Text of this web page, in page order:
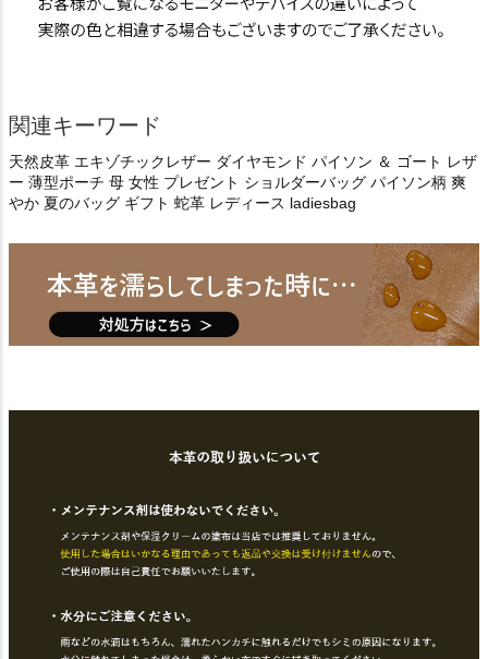
関連キーワード
天然皮革 エキゾチックレザー ダイヤモンド パイソン ＆ ゴート レザ
ー 薄型ポーチ 母 女性 プレゼント ショルダーバッグ パイソン柄 爽
やか 夏のバッグ ギフト 蛇革 レディース ladiesbag